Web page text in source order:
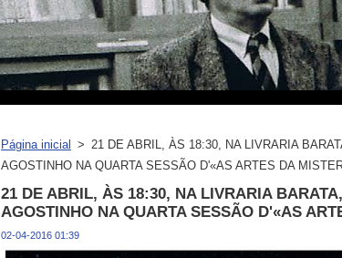
Página inicial > 21 DE ABRIL, ÀS 18:30, NA LIVRARIA
AGOSTINHO NA QUARTA SESSÃO D'«AS ARTES DA
21 DE ABRIL, ÀS 18:30, NA LIVRARIA
AGOSTINHO NA QUARTA SESSÃO D'«AS
02-04-2016 01:39